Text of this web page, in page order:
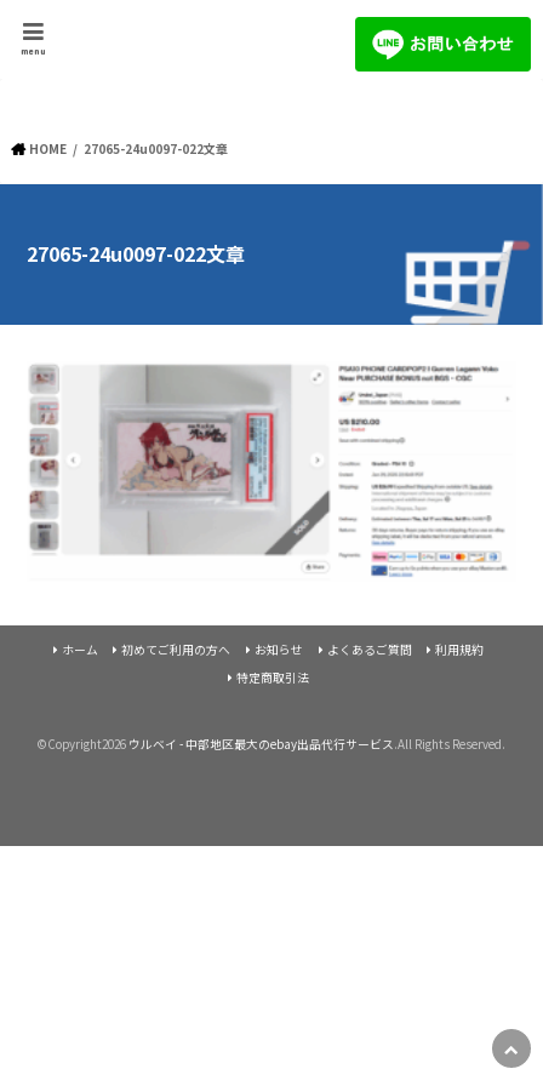
menu
HOME 27065-24u0097-022文章
27065-24u0097-022文章
ホーム 初めてご利用の方へ お知らせ よくあるご質問
利用規約
特定商取引法
©Copyright2026 ウルベイ - 中部地区最大のebay出品代行サービス .All Rights Reserved.